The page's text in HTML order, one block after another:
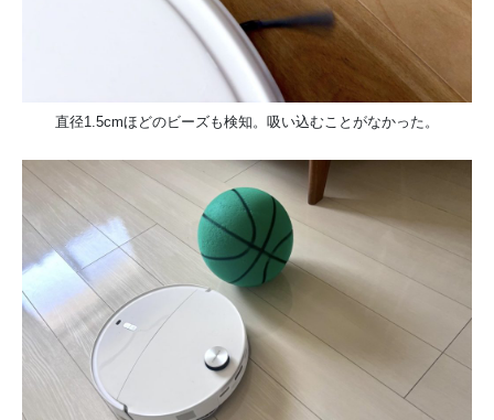
直径1.5cmほどのビーズも検知。吸い込むことがなかった。